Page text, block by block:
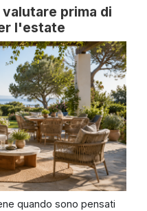
prima di
l'estate
quando sono pensati